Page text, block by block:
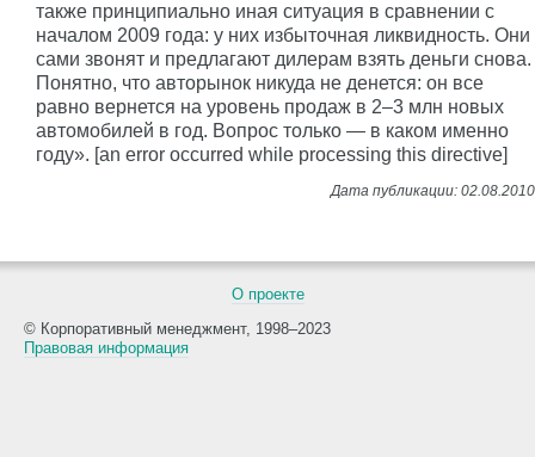
также принципиально иная ситуация в сравнении с
началом 2009 года: у них избыточная ликвидность. Они
сами звонят и предлагают дилерам взять деньги снова.
Понятно, что авторынок никуда не денется: он все
равно вернется на уровень продаж в 2–3 млн новых
автомобилей в год. Вопрос только — в каком именно
году». [an error occurred while processing this directive]
О проекте
© Корпоративный менеджмент, 1998–2023
Правовая информация